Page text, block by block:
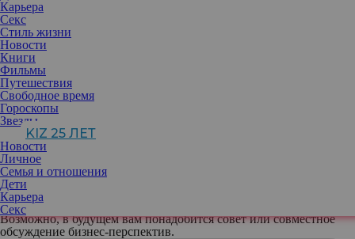
Карьера
Секс
Стиль жизни
Новости
Книги
Фильмы
Путешествия
Свободное время
Гороскопы
Звезды
KIZ 25 ЛЕТ
Новости
Личное
Семья и отношения
Дети
Карьера
Секс
Постоянное недовольство руководством или коллегами может
испортить вашу репутацию. Разберитесь, как негативные
установки влияют на ваши профессиональные отношения и
карьерные перспективы.
У успешных людей есть свои определенные принципы, которые
позволяют достичь им личностного роста. Но некоторые из них
на самом деле только вредят карьере и развитию. Давайте
разберем 10 привычек, которые могут поставить крест на ваших
амбициях.
Привычка №1: Уходить с негативом
Увольнение — стресс, но не стоит сжигать мосты. Плохое
расставание может лишить вас ценных связей. В бизнесе
репутация строится на них, они помогают найти работу и
повышают доверие к компании.
Лучше уйти на нейтральной или положительной ноте.
Возможно, в будущем вам понадобится совет или совместное
обсуждение бизнес-перспектив.